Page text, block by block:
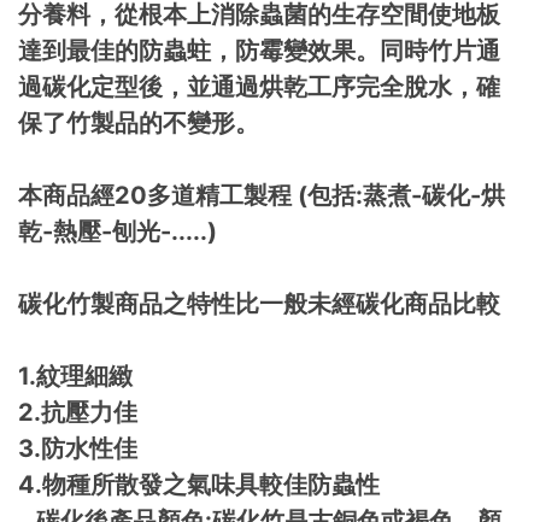
分養料，從根本上消除蟲菌的生存空間使地板
達到最佳的防蟲蛀，防霉變效果。同時竹片通
過碳化定型後，並通過烘乾工序完全脫水，確
保了竹製品的不變形。
本商品經20多道精工製程 (包括:蒸煮-碳化-烘
乾-熱壓-刨光-.....)
碳化竹製商品之特性比一般未經碳化商品比較
1.紋理細緻
2.抗壓力佳
3.防水性佳
4.物種所散發之氣味具較佳防蟲性